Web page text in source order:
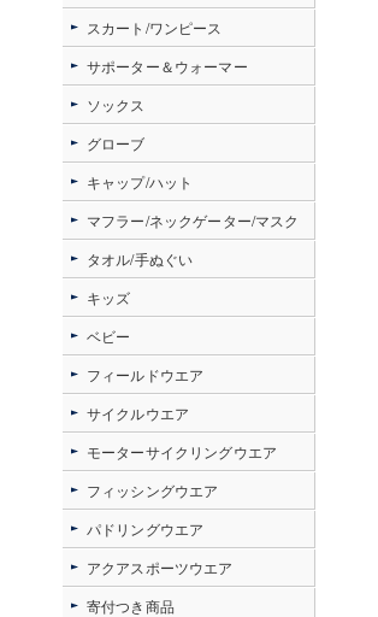
スカート/ワンピース
サポーター＆ウォーマー
ソックス
グローブ
キャップ/ハット
マフラー/ネックゲーター/マスク
タオル/手ぬぐい
キッズ
ベビー
フィールドウエア
サイクルウエア
モーターサイクリングウエア
フィッシングウエア
パドリングウエア
アクアスポーツウエア
寄付つき商品